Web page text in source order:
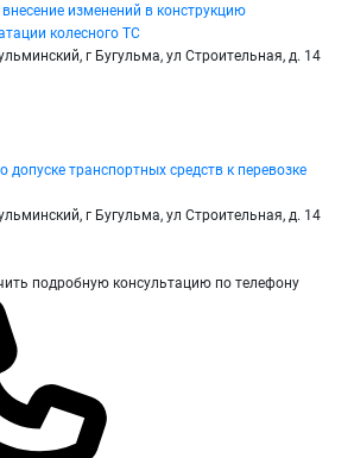
изменений в конструкцию
колесного ТС
г Бугульма, ул Строительная, д. 14
допуске транспортных средств к перевозке
г Бугульма, ул Строительная, д. 14
подробную консультацию по телефону